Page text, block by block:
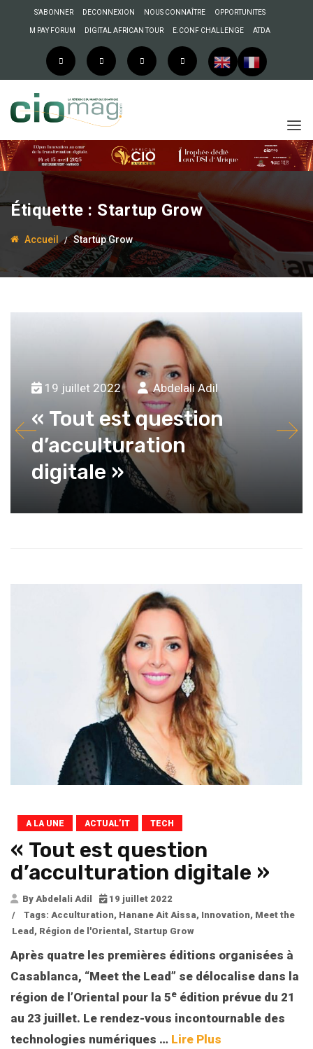
S’ABONNER DECONNEXION NOUS CONNAÎTRE OPPORTUNITES
M PAY FORUM DIGITAL AFRICAN TOUR E.CONF CHALLENGE ATDA
Étiquette : Startup Grow
Accueil Startup Grow
19 juillet 2022 Abdelali Adil
« Tout est question
d’acculturation
digitale »
A LA UNE ACTUAL’IT TECH
« Tout est question
d’acculturation digitale »
By Abdelali Adil
19 juillet 2022
/
Tags: Acculturation, Hanane Ait Aissa, Innovation, Meet the
Lead , Région de l'Oriental , Startup Grow
Après quatre les premières éditions organisées à
Casablanca, “Meet the Lead” se délocalise dans la
région de l’Oriental pour la 5e édition prévue du 21
au 23 juillet. Le rendez-vous incontournable des
technologies numériques … Lire Plus